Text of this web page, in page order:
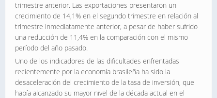
trimestre anterior. Las exportaciones presentaron un
crecimiento de 14,1% en el segundo trimestre en relación al
trimestre inmediatamente anterior, a pesar de haber sufrido
una reducción de 11,4% en la comparación con el mismo
período del año pasado.
Uno de los indicadores de las dificultades enfrentadas
recientemente por la economía brasileña ha sido la
desaceleración del crecimiento de la tasa de inversión, que
había alcanzado su mayor nivel de la década actual en el